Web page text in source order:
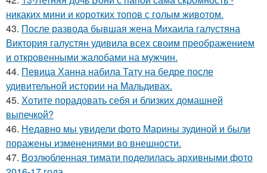
никаких мини и коротких топов с голым животом.
43. После развода бывшая жена Михаила галустяна
Виктория галустян удивила всех своим преображением
и откровенными жалобами на мужчин.
44. Певица Ханна набила Тату на бедре после
удивительной истории на Мальдивах.
45. Хотите порадовать себя и близких домашней
выпечкой?
46. Недавно мы увидели фото Марины зудиной и были
поражены изменениями во внешности.
47. Возлюбленная тимати поделилась архивными фото